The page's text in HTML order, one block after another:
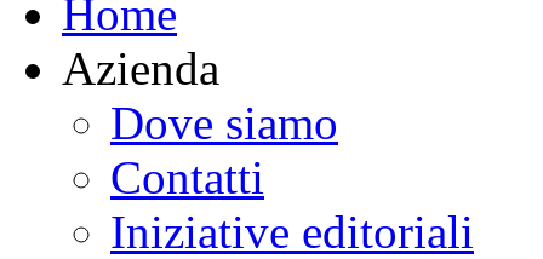
Home
Azienda
Dove siamo
Contatti
Iniziative editoriali